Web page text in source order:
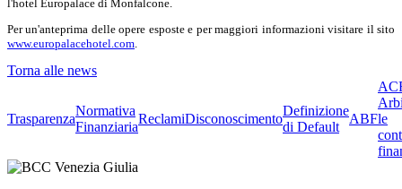
l'hotel Europalace di Monfalcone.
Per un'anteprima delle opere esposte e per maggiori informazioni visitare il sito
www.europalacehotel.com.
Torna alle news
Trasparenza
Normativa
Finanziaria
ReclamiDisconoscimento
Definizione
di Default
ABFle